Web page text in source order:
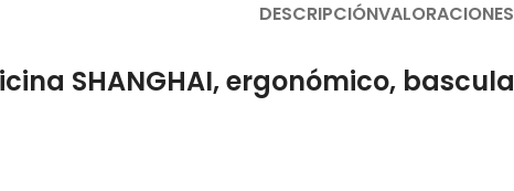
DESCRIPCIÓN
SHANGHAI, ergonómico,